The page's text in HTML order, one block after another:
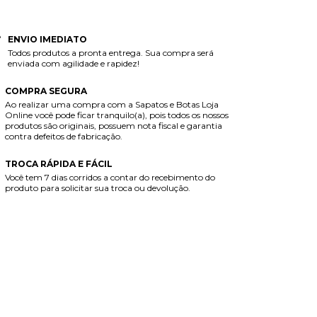
ENVIO IMEDIATO
Todos produtos a pronta entrega. Sua compra será
enviada com agilidade e rapidez!
COMPRA SEGURA
Ao realizar uma compra com a Sapatos e Botas Loja
Online você pode ficar tranquilo(a), pois todos os nossos
produtos são originais, possuem nota fiscal e garantia
contra defeitos de fabricação.
TROCA RÁPIDA E FÁCIL
Você tem 7 dias corridos a contar do recebimento do
produto para solicitar sua troca ou devolução.